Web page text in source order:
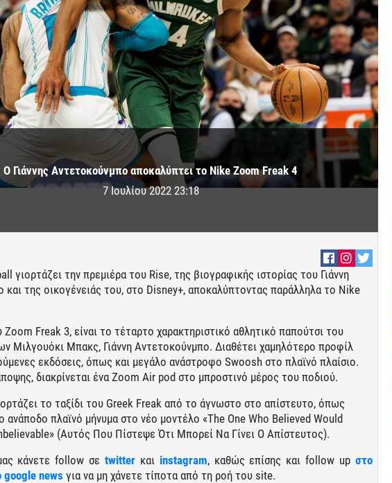
Ο Γιάννης Αντετοκούνμπο αποκαλύπτει το Nike Zoom Freak 4
7 Ιουλίου 2022 23:18
γιορτάζει την πρεμιέρα του Rise, της βιογραφικής ιστορίας του Γιάννη
και της οικογένειάς του, στο Disney+, αποκαλύπτοντας παράλληλα το Nike
Freak 3, είναι το τέταρτο χαρακτηριστικό αθλητικό παπούτσι του
Μιλγουόκι Μπακς, Γιάννη Αντετοκούνμπο. Διαθέτει χαμηλότερο προφίλ
εκδόσεις, όπως και μεγάλο ανάστροφο Swoosh στο πλαϊνό πλαίσιο.
διακρίνεται ένα Zoom Air pod στο μπροστινό μέρος του ποδιού.
το ταξίδι του Greek Freak από το άγνωστο στο απίστευτο, όπως
ανάποδο πλαϊνό μήνυμα στο νέο μοντέλο «The One Who Believed Would
(Αυτός Που Πίστεψε Ότι Μπορεί Να Γίνει Ο Απίστευτος).
κάνετε follow σε twitter και instagram, καθώς επίσης και follow up στο
google news για να μη χάνετε τίποτα από τη ροή του site.